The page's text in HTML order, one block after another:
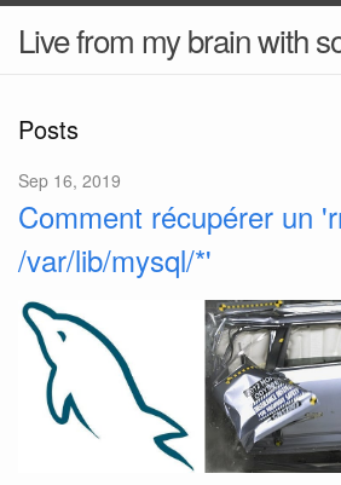
Live from my brain with
Posts
Sep 16, 2019
Comment récupérer un
/var/lib/mysql/*'